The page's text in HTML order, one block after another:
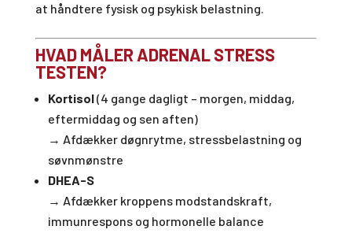
at håndtere fysisk og psykisk belastning.
HVAD MÅLER ADRENAL STRESS
TESTEN?
Kortisol(4 gange dagligt – morgen, middag,
eftermiddag og sen aften)
→ Afdækker døgnrytme, stressbelastning og
søvnmønstre
DHEA-S
→ Afdækker kroppens modstandskraft,
immunrespons og hormonelle balance